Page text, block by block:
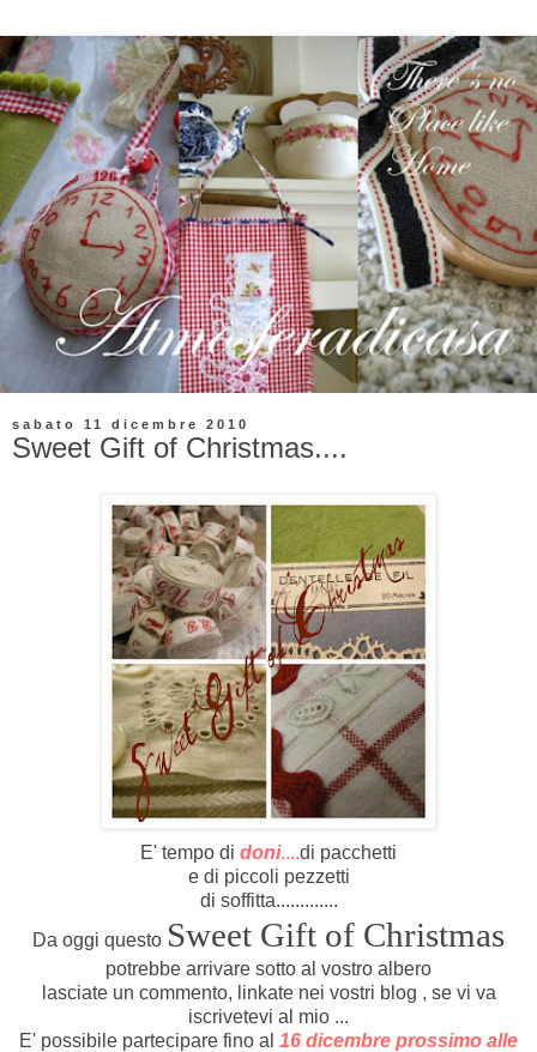
sabato 11 dicembre 2010
Sweet Gift of Christmas....
E' tempo di doni....di pacchetti
e di piccoli pezzetti
di soffitta.............
Da oggi questo Sweet Gift of Christmas
potrebbe arrivare sotto al vostro albero
lasciate un commento, linkate nei vostri blog , se vi va
iscrivetevi al mio ...
E' possibile partecipare fino al 16 dicembre prossimo alle